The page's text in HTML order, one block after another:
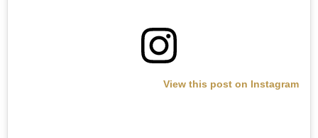
View this post on Instagram